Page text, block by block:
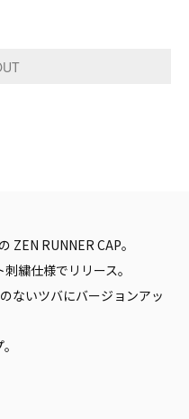
ZEN RUNNER CAP。
繍仕様でリリース。
ないツバにバージョンアッ